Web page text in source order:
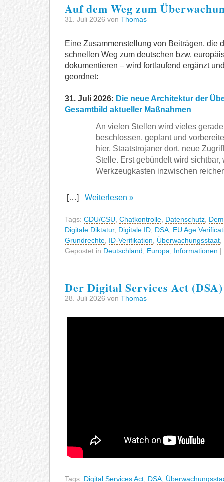
Auf dem Weg zum
31. Juli 2026 von Thomas
Eine Zusammenstellung von Beiträgen, die
schnellen Weg zum deutschen bzw.
dokumentieren – wird fortlaufend ergänzt
geordnet:
31. Juli 2026: Die neue Architektur der
Gesamtbild aktueller Maßnahmen
An vielen Stellen wird vieles
beschlossen, geplant und
hier, Staatstrojaner dort, neue
Stelle. Erst gebündelt wird
Werkzeugkasten inzwischen
[…] Weiterlesen »
Tags: CDU/CSU Chatkontrolle Datenschutz
Digitale Diktatur, Digitale ID DSA EU Age
Grundrechte ID-Verifikation Überwachungsstaat
Gepostet in Deutschland Europa Informationen |
Der Digital Services Act (DSA)
28. Juli 2026 von Thomas
Tags: Digital Services Act DSA